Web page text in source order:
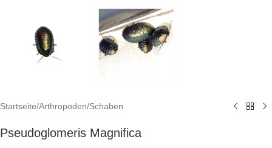
Startseite/Arthropoden/Schaben
Pseudoglomeris Magnifica